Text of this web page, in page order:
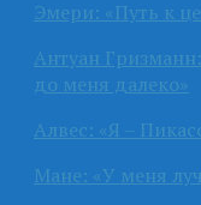
Эмери: «Путь к
Антуан
до меня далеко»
Алвес: «Я –
Мане: «У меня